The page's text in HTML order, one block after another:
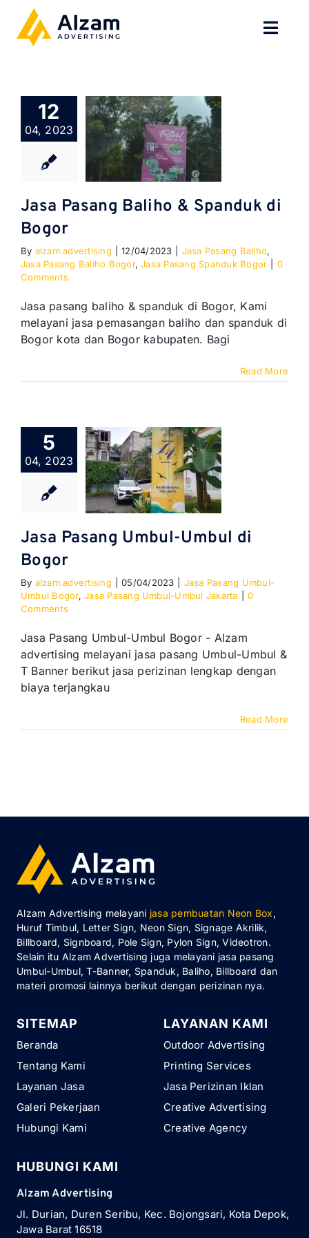
content
TENTANG
SPESIALISASI
GALERI
KONTAK
BLOG
12
04, 2023
Jasa Pasang Baliho & Spanduk di
Bogor
By alzam.advertising 12/04/2023 Jasa Pasang Baliho,
Jasa Pasang Baliho Bogor,Jasa Pasang Spanduk Bogor
0
Comments
Jasa pasang baliho & spanduk di Bogor, Kami
melayani jasa pemasangan baliho dan spanduk di
Bogor kota dan Bogor kabupaten. Bagi
Read More
5
04, 2023
Jasa Pasang Umbul-Umbul di
Bogor
By alzam.advertising 05/04/2023
Jasa Pasang Umbul-
Umbul Bogor,Jasa Pasang Umbul-Umbul Jakarta
0
Comments
Jasa Pasang Umbul-Umbul Bogor - Alzam
advertising melayani jasa pasang Umbul-Umbul &
T Banner berikut jasa perizinan lengkap dengan
biaya terjangkau
Read More
Alzam Advertising melayani jasa pembuatan Neon Box,
Huruf Timbul, Letter Sign, Neon Sign, Signage Akrilik,
Billboard, Signboard, Pole Sign, Pylon Sign, Videotron.
Selain itu Alzam Advertising juga melayani jasa pasang
Umbul-Umbul, T-Banner, Spanduk, Baliho, Billboard dan
materi promosi lainnya berikut dengan perizinan nya.
SITEMAP
Beranda
Tentang Kami
Layanan Jasa
Galeri Pekerjaan
Hubungi Kami
LAYANAN KAMI
Outdoor Advertising
Printing Services
Jasa Perizinan Iklan
Creative Advertising
Creative Agency
HUBUNGI KAMI
Alzam Advertising
Jl. Durian, Duren Seribu, Kec. Bojongsari, Kota Depok,
Jawa Barat 16518